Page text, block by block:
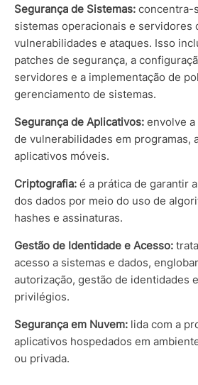
Segurança de Sistemas: concentra-
sistemas operacionais e servidores
vulnerabilidades e ataques. Isso
patches de segurança, a
servidores e a implementação de
gerenciamento de sistemas.
Segurança de Aplicativos: envolve a
de vulnerabilidades em programas,
aplicativos móveis.
Criptografia: é a prática de garantir
dos dados por meio do uso de
hashes e assinaturas.
Gestão de Identidade e Acesso:
acesso a sistemas e dados,
autorização, gestão de identidades
privilégios.
Segurança em Nuvem: lida com a
aplicativos hospedados em
ou privada.